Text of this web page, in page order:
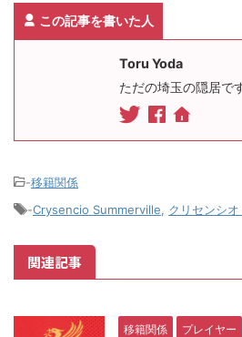
この記事を書いた人
Toru Yoda
ただの埼玉の隠居で
-移籍関係
-Crysencio Summerville クリセンシ
関連記事
移籍関係 プレイヤー